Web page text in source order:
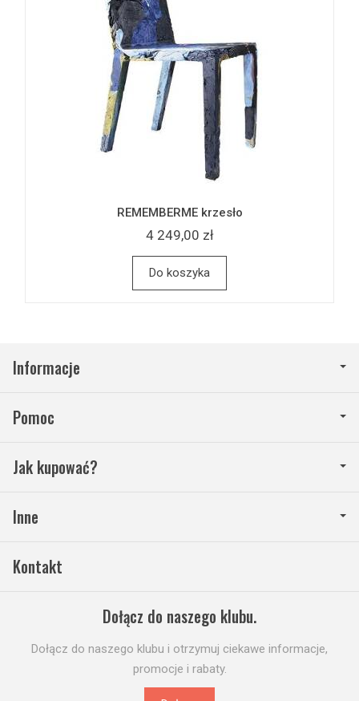
REMEMBERME krzesło
4 249,00 zł
Do koszyka
Informacje
Pomoc
Jak kupować?
Inne
Kontakt
Dołącz do naszego klubu.
Dołącz do naszego klubu i otrzymuj ciekawe informacje,
promocje i rabaty.